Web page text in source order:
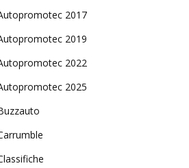
2017
2019
2022
2025